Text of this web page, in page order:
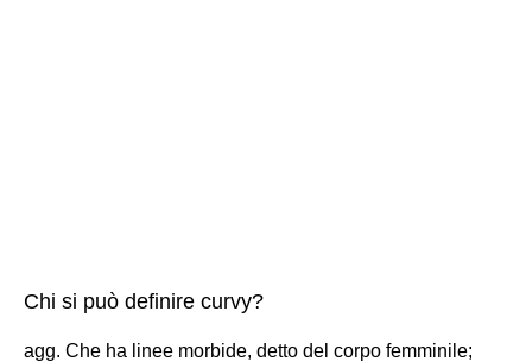
Chi si può definire curvy?
agg. Che ha linee morbide, detto del corpo femminile;